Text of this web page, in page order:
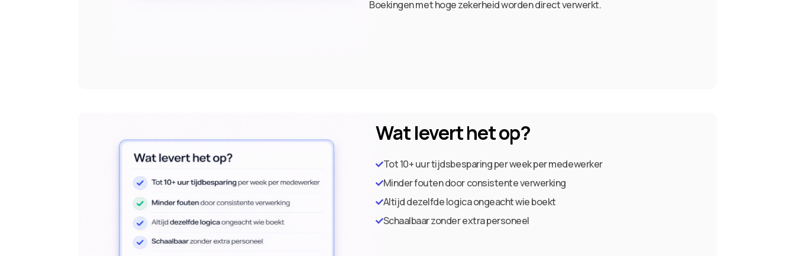
Boekingen met hoge zekerheid worden direct verwerkt.
Wat levert het op?
Tot 10+ uur tijdsbesparing per week per medewerker
Minder fouten door consistente verwerking
Altijd dezelfde logica ongeacht wie boekt
Schaalbaar zonder extra personeel